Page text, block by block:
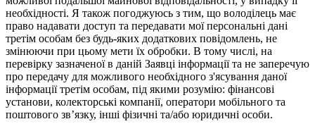
необхідності. Я також погоджуюсь з тим, що володілець має
право надавати доступ та передавати мої персональні дані
третім особам без будь-яких додаткових повідомлень, не
змінюючи при цьому мети їх обробки. В тому числі, на
перевірку зазначеної в даній Заявці інформації та не заперечую
про передачу для можливого необхідного з'ясування даної
інформації третім особам, під якими розумію: фінансові
установи, колекторські компанії, оператори мобільного та
поштового зв’язку, інші фізичні та/або юридичні особи.